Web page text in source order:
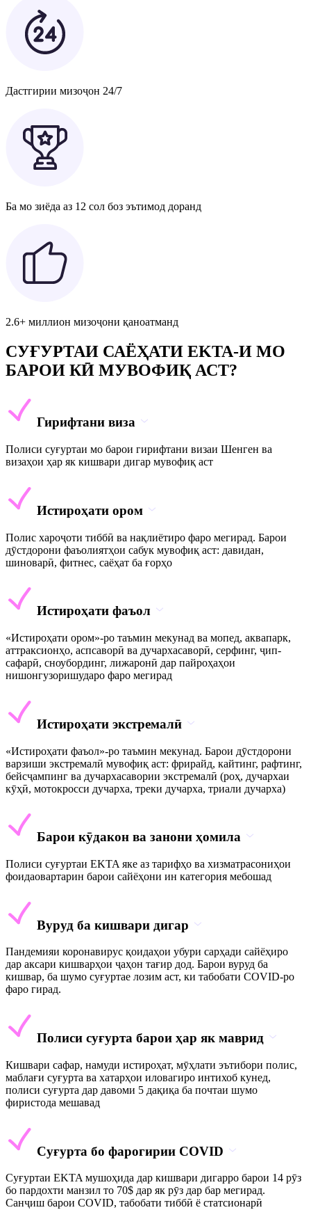
Дастгирии мизоҷон 24/7
Ба мо зиёда аз 12 сол боз эътимод доранд
2.6+ миллион мизоҷони қаноатманд
СУҒУРТАИ САЁҲАТИ EKTA-И МО
БАРОИ КӢ МУВОФИҚ АСТ?
Гирифтани виза
Полиси суғуртаи мо барои гирифтани визаи Шенген ва
визаҳои ҳар як кишвари дигар мувофиқ аст
Истироҳати ором
Полис хароҷоти тиббӣ ва нақлиётиро фаро мегирад. Барои
дӯстдорони фаъолиятҳои сабук мувофиқ аст: давидан,
шиноварӣ, фитнес, саёҳат ба ғорҳо
Истироҳати фаъол
«Истироҳати ором»-ро таъмин мекунад ва мопед, аквапарк,
аттраксионҳо, аспсаворӣ ва дучархасаворӣ, серфинг, ҷип-
сафарӣ, сноубординг, лижаронӣ дар пайроҳаҳои
нишонгузоришударо фаро мегирад
Истироҳати экстремалӣ
«Истироҳати фаъол»-ро таъмин мекунад. Барои дӯстдорони
варзиши экстремалӣ мувофиқ аст: фрирайд, кайтинг, рафтинг,
бейсҷампинг ва дучархасавории экстремалӣ (роҳ, дучархаи
кӯҳӣ, мотокросси дучарха, треки дучарха, триали дучарха)
Барои кӯдакон ва занони ҳомила
Полиси суғуртаи EKTA яке аз тарифҳо ва хизматрасониҳои
фоидаовартарин барои сайёҳони ин категория мебошад
Вуруд ба кишвари дигар
Пандемияи коронавирус қоидаҳои убури сарҳади сайёҳиро
дар аксари кишварҳои ҷаҳон тағир дод. Барои вуруд ба
кишвар, ба шумо суғуртае лозим аст, ки табобати COVID-ро
фаро гирад.
Полиси суғурта барои ҳар як маврид
Кишвари сафар, намуди истироҳат, мӯҳлати эътибори полис,
маблағи суғурта ва хатарҳои иловагиро интихоб кунед,
полиси суғурта дар давоми 5 дақиқа ба почтаи шумо
фиристода мешавад
Суғурта бо фарогирии COVID
Суғуртаи EKTA мушоҳида дар кишвари дигарро барои 14 рӯз
бо пардохти манзил то 70$ дар як рӯз дар бар мегирад.
Санҷиш барои COVID, табобати тиббӣ ё статсионарӣ